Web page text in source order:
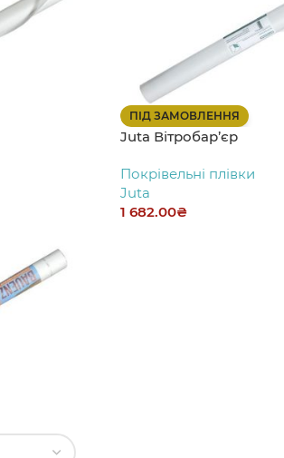
ПІД ЗАМОВЛЕННЯ
Juta Вітробар’єр
Покрівельні плівки
Juta
1 682.00₴